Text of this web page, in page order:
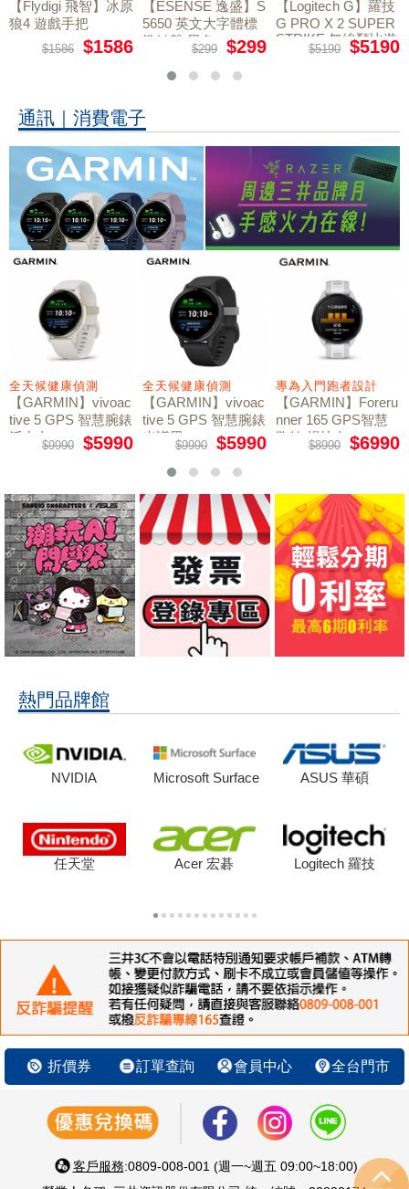
【Flydigi 飛智】冰原
狼4 遊戲手把
$1586 $1586
【ESENSE 逸盛】S
5650 英文大字體標
準鍵盤 黑色
$299 $299
【Logitech G】羅技
G PRO X 2 SUPER
STRIKE 無線類比遊
戲滑鼠$5190 $5190
通訊｜消費電子
全天候健康偵測
【GARMIN】vivoac
tive 5 GPS 智慧腕錶
活力白
$9990 $5990
全天候健康偵測
【GARMIN】vivoac
tive 5 GPS 智慧腕錶
光譜黑
$9990 $5990
專為入門跑者設計
【GARMIN】Foreru
nner 165 GPS智慧
跑錶 暢快白
$8990 $6990
熱門品牌館
NVIDIA Microsoft Surface ASUS 華碩
任天堂 Acer 宏碁 Logitech 羅技
折價券 訂單查詢 會員中心 全台門市
客戶服務:0809-008-001 (週一~週五 09:00~18:00)